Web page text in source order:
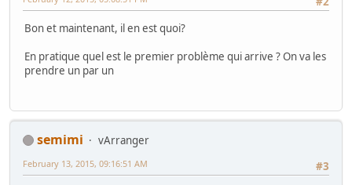
Bon et maintenant, il en est quoi?
En pratique quel est le premier problème qui arrive ? On va les
prendre un par un
semimi
vArranger
#3
February 13, 2015, 09:16:51 AM